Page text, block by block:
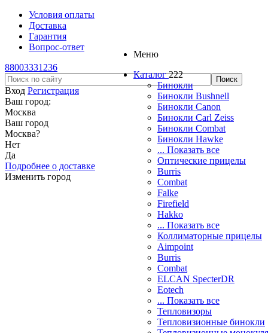
Условия оплаты
Доставка
Гарантия
Вопрос-ответ
88003331236
Вход Регистрация
Ваш город:
Москва
Ваш город
Москва?
Нет
Да
Подробнее о доставке
Изменить город
Меню
Каталог 222
Бинокли
Бинокли Bushnell
Бинокли Canon
Бинокли Carl Zeiss
Бинокли Combat
Бинокли Hawke
... Показать все
Оптические прицелы
Burris
Combat
Falke
Firefield
Hakko
... Показать все
Коллиматорные прицелы
Aimpoint
Burris
Combat
ELCAN SpecterDR
Eotech
... Показать все
Тепловизоры
Тепловизионные бинокли